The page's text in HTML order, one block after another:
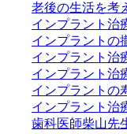
老後の生活を考
インプラント治
インプラントの
インプラント治
インプラント治
インプラントの
インプラント治
歯科医師柴山先